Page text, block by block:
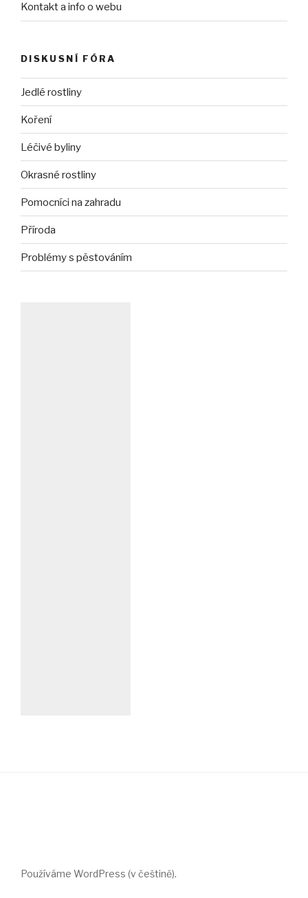
Kontakt a info o webu
DISKUSNÍ FÓRA
Jedlé rostliny
Koření
Léčivé byliny
Okrasné rostliny
Pomocníci na zahradu
Příroda
Problémy s pěstováním
Používáme WordPress (v češtině).